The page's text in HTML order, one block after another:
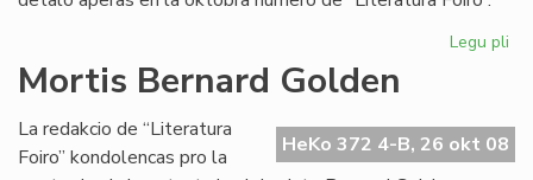
Legu pli
Mortis Bernard Golden
HeKo 372 4-B, 26 okt 08
La redakcio de “Literatura
Foiro” kondolencas pro la